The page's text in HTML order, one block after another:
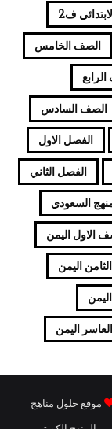
ف2
الصف الخامس
الصف السادس
الفصل الاول
الفصل الثاني
السعودي
موقع حلول مناهج